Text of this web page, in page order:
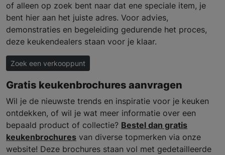
of alleen op zoek bent naar dat ene speciale item, je
bent hier aan het juiste adres. Voor advies,
demonstraties en begeleiding gedurende het proces,
deze keukendealers staan voor je klaar.
Zoek een verkooppunt
Gratis keukenbrochures aanvragen
Wil je de nieuwste trends en inspiratie voor je keuken
ontdekken, of wil je wat meer informatie over een
bepaald product of collectie? Bestel dan gratis
keukenbrochures van diverse topmerken via onze
website! Deze brochures staan vol met gedetailleerde